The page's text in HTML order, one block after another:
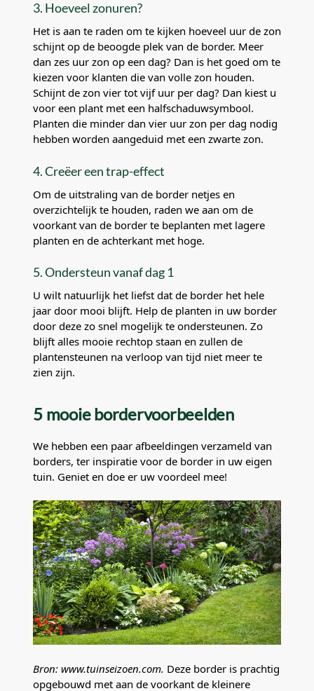
3. Hoeveel zonuren?
Het is aan te raden om te kijken hoeveel uur de zon
schijnt op de beoogde plek van de border. Meer
dan zes uur zon op een dag? Dan is het goed om te
kiezen voor klanten die van volle zon houden.
Schijnt de zon vier tot vijf uur per dag? Dan kiest u
voor een plant met een halfschaduwsymbool.
Planten die minder dan vier uur zon per dag nodig
hebben worden aangeduid met een zwarte zon.
4. Creëer een trap-effect
Om de uitstraling van de border netjes en
overzichtelijk te houden, raden we aan om de
voorkant van de border te beplanten met lagere
planten en de achterkant met hoge.
5. Ondersteun vanaf dag 1
U wilt natuurlijk het liefst dat de border het hele
jaar door mooi blijft. Help de planten in uw border
door deze zo snel mogelijk te ondersteunen. Zo
blijft alles mooie rechtop staan en zullen de
plantensteunen na verloop van tijd niet meer te
zien zijn.
5 mooie bordervoorbeelden
We hebben een paar afbeeldingen verzameld van
borders, ter inspiratie voor de border in uw eigen
tuin. Geniet en doe er uw voordeel mee!
Bron: www.tuinseizoen.com. Deze border is prachtig
opgebouwd met aan de voorkant de kleinere